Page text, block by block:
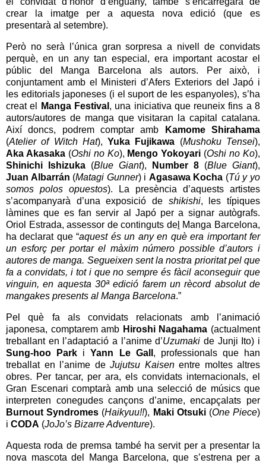
crear la imatge per a aquesta nova edició (que es
presentarà al setembre).
Però no serà l’única gran sorpresa a nivell de convidats
perquè, en un any tan especial, era important acostar el
públic del Manga Barcelona als autors. Per això, i
conjuntament amb el Ministeri d’Afers Exteriors del Japó i
les editorials japoneses (i el suport de les espanyoles), s’ha
creat el
Manga Festival , una iniciativa que reuneix fins a 8
autors/autores de manga que visitaran la capital catalana.
Així doncs, podrem comptar amb
Kamome Shirahama
(Atelier of Witch Hat),Yuka Fujikawa (Mushoku Tensei),
Aka Akasaka(Oshi no Ko), Mengo Yokoyari (Oshi no Ko),
Shinichi Ishizuka (Blue Giant), Number 8 (Blue Giant),
Juan Albarrán (Matagi Gunner) i Agasawa Kocha (Tú y yo
somos polos opuestos). La presència d’aquests artistes
s’acompanyarà d’una exposició de shikishi, les típiques
làmines que es fan servir al Japó per a signar autògrafs.
Oriol Estrada, assessor de continguts del Manga Barcelona,
ha declarat que “aquest és un any en què era important fer
un esforç per portar el màxim número possible d’autors i
autores de manga. Segueixen sent la nostra prioritat pel que
fa a convidats, i tot i que no sempre és fàcil aconseguir que
vinguin, en aquesta 30ª edició farem un rècord absolut de
mangakes presents al Manga Barcelona.”
Pel què fa als convidats relacionats amb l’animació
japonesa, comptarem amb Hiroshi Nagahama (actualment
treballant en l’adaptació a l’anime d’Uzumaki de Junji Ito) i
Sung-hoo Park iYann Le Gall , professionals que han
treballat en l’anime de Jujutsu Kaisenentre moltes altres
obres. Per tancar, per ara, els convidats internacionals, el
Gran Escenari comptarà amb una selecció de músics que
interpreten conegudes cançons d’anime, encapçalats per
Burnout Syndromes (Haikyuu!!), Maki Otsuki(One Piece)
i CODA (JoJo’s Bizarre Adventure).
Aquesta roda de premsa també ha servit per a presentar la
nova mascota del Manga Barcelona, que s’estrena per a